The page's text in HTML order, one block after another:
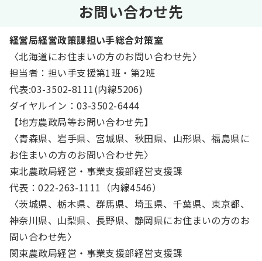
お問い合わせ先
経営局経営政策課担い手総合対策室
〈北海道にお住まいの方のお問い合わせ先〉
担当者：担い手支援第1班・第2班
代表:03-3502-8111(内線5206)
ダイヤルイン：03-3502-6444
【地方農政局等お問い合わせ先】
〈青森県、岩手県、宮城県、秋田県、山形県、福島県に
お住まいの方のお問い合わせ先〉
東北農政局経営・事業支援部経営支援課
代表：022-263-1111（内線4546）
〈茨城県、栃木県、群馬県、埼玉県、千葉県、東京都、
神奈川県、山梨県、長野県、静岡県にお住まいの方のお
問い合わせ先〉
関東農政局経営・事業支援部経営支援課